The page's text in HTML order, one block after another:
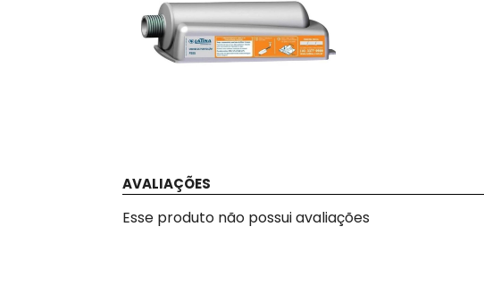
AVALIAÇÕES
Esse produto não possui avaliações